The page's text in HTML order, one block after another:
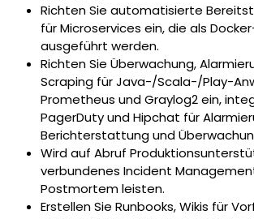
Richten Sie automatisierte
für Microservices ein, die als
ausgeführt werden.
Richten Sie Überwachung,
Scraping für Java-/Scala-/Play-
Prometheus und Graylog2 ein,
PagerDuty und Hipchat für
Berichterstattung und
Wird auf Abruf
verbundenes Incident
Postmortem leisten.
Erstellen Sie Runbooks, Wikis für